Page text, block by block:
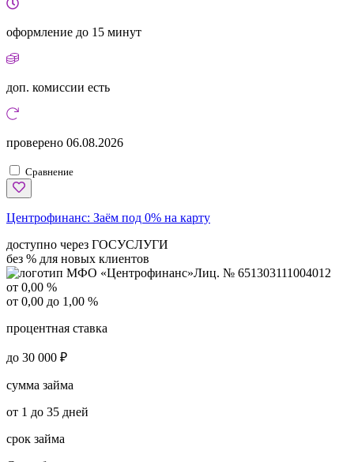
оформление до 15 минут
доп. комиссии есть
проверено 06.08.2026
Сравнение
Центрофинанс: Заём под 0% на карту
доступно через ГОСУСЛУГИ
без % для новых клиентов
Лиц. № 651303111004012
от 0,00 %
от 0,00 до 1,00 %
процентная ставка
до 30 000 ₽
сумма займа
от 1 до 35 дней
срок займа